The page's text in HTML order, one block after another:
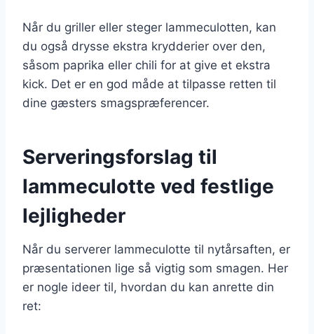
Når du griller eller steger lammeculotten, kan
du også drysse ekstra krydderier over den,
såsom paprika eller chili for at give et ekstra
kick. Det er en god måde at tilpasse retten til
dine gæsters smagspræferencer.
Serveringsforslag til
lammeculotte ved festlige
lejligheder
Når du serverer lammeculotte til nytårsaften, er
præsentationen lige så vigtig som smagen. Her
er nogle ideer til, hvordan du kan anrette din
ret: